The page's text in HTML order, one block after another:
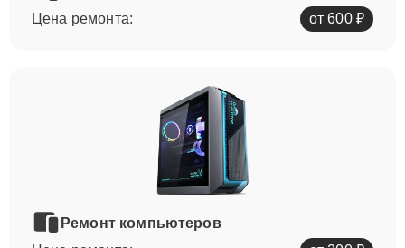
Цена ремонта:
от 600 ₽
Ремонт компьютеров